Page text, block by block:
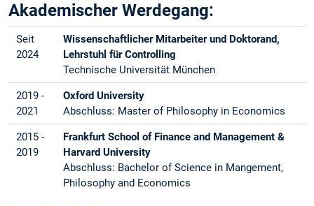
Akademischer Werdegang:
Seit
2024
Wissenschaftlicher Mitarbeiter und Doktorand,
Lehrstuhl für Controlling
Technische Universität München
2019 -
2021
Oxford University
Abschluss: Master of Philosophy in Economics
2015 -
2019
Frankfurt School of Finance and Management &
Harvard University
Abschluss: Bachelor of Science in Mangement,
Philosophy and Economics